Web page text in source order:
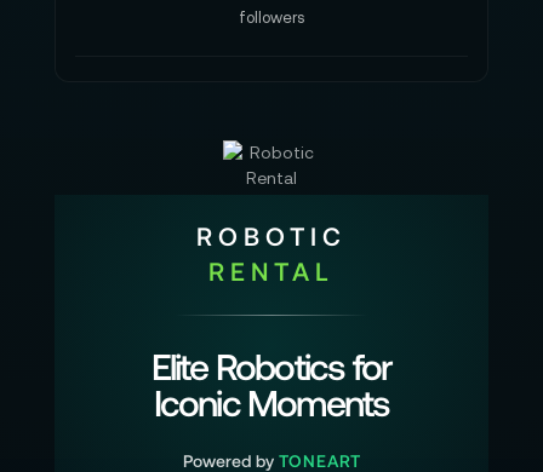
followers
ROBOTIC
RENTAL
Elite Robotics for
Iconic Moments
Powered by TONEART